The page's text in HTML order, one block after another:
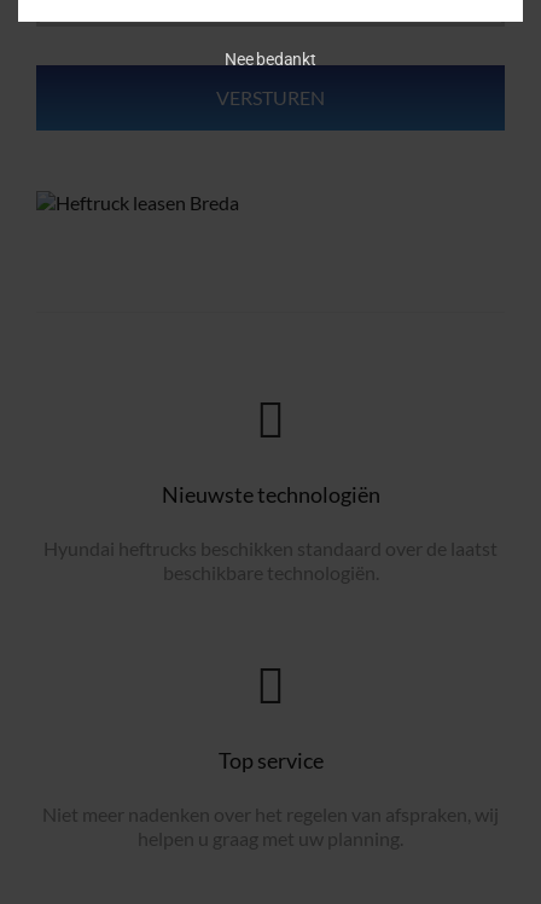
Nieuwste technologiën
Hyundai heftrucks beschikken standaard over de laatst
beschikbare technologiën.
Top service
Niet meer nadenken over het regelen van afspraken, wij
helpen u graag met uw planning.
Nee bedankt